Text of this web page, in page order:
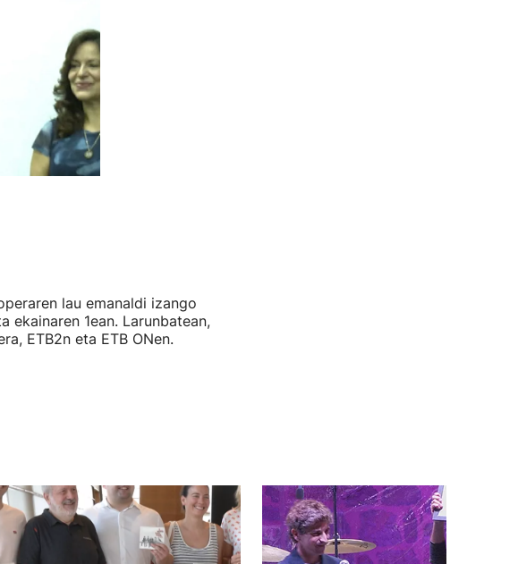
lau emanaldi izango
ekainaren 1ean. Larunbatean,
ETB2n eta ETB ONen.